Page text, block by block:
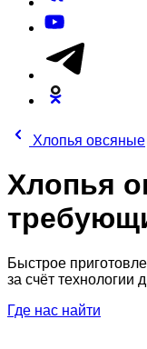
Хлопья овсяные
Хлопья
Быстрое
за счёт технологии
Где нас найти